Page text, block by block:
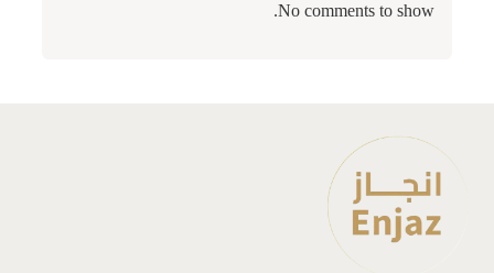
No comments to show.